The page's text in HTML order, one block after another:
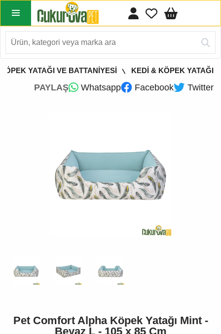
YATAĞI VE BATTANİYESİ KEDİ & KÖPEK YATAĞI
PAYLAŞ Whatsapp Facebook Twitter
Pet Comfort Alpha Köpek Yatağı Mint -
Beyaz L - 105 x 85 Cm